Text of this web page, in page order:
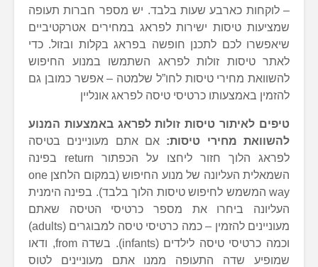
– לוקחות כארבע שעות בלבד. יש מספר חברות תעופה
שמציעות טיסות ישירות לפראג במחירים אטרקטיביים
שיאפשרו לכם לתכנן חופשה בפראג בקלות ובזול. כדי
לאתר טיסות זולות לפראג השתמשו במנוע החיפוש
להשוואת מחירי טיסות לחו”ל שלמטה – אפשר כמובן גם
להזמין באמצעותו כרטיסי טיסה לפראג אונליין
טיפים לאיתור טיסות זולות לפראג באמצעות המנוע
להשוואת מחירי טיסות: אם אתם מעוניינים בטיסה
לפראג הלוך חזור ליחצו על הכפתור return בפינה
השמאלית העליונה של מנוע החיפוש (במקום הלחצן one
way המשמש לחיפוש טיסות הלוך בלבד). בפינה הימנית
העליונה ביחרו את מספר כרטיסי הטיסה שאתם
מעוניינים להזמין – כמה כרטיסי טיסה למבוגרים (adults)
וכמה כרטיסי טיסה לילדים (infants). בשדה from, ודאו
שמופיע שדה התעופה ממנו אתם מעוניינים לטוס